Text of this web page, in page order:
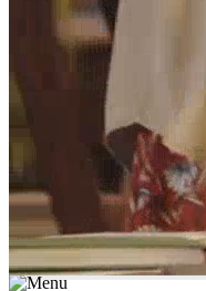
מצאו מורה עכשיו החיפוש
התחברות מצא מורה
התחברות מצא מורה